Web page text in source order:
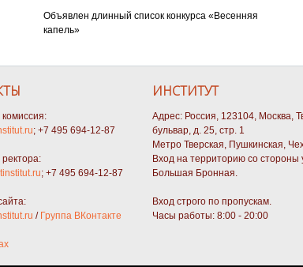
Объявлен длинный список конкурса «Весенняя
капель»
; +7 495 694-12-87
; +7 495 694-12-87
/ Группа ВКонтакте
ИНСТИТУТ
Адрес: Россия, 123104, Москва,
бульвар, д. 25, стр. 1
Метро Тверская, Пушкинская,
Вход на территорию со стороны
Большая Бронная.
Вход строго по пропускам.
Часы работы: 8:00 - 20:00